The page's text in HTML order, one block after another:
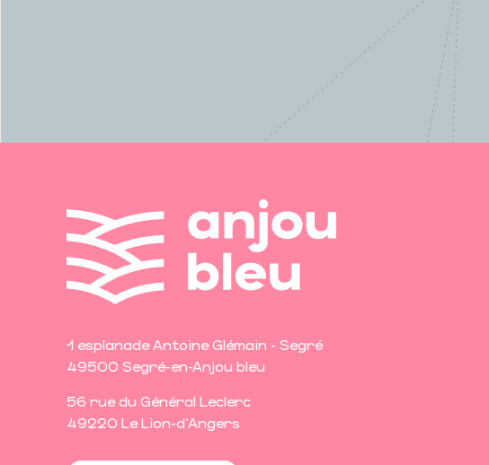
1 esplanade Antoine Glémain - Segré
49500 Segré-en-Anjou bleu
56 rue du Général Leclerc
49220 Le Lion-d'Angers